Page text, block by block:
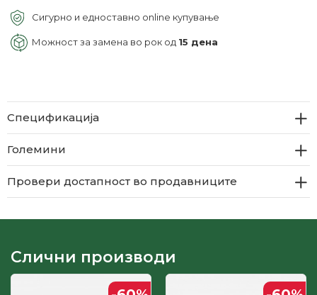
Сигурно и едноставно online купување
Можност за замена во рок од 15 дена
Спецификација
Големини
Провери достапност во продавниците
Слични производи